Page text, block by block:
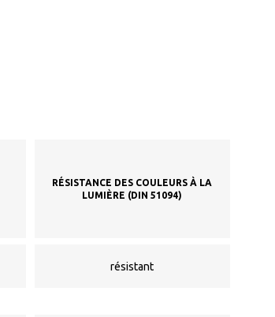
RÉSISTANCE DES COULEURS À LA
LUMIÈRE (DIN 51094)
résistant